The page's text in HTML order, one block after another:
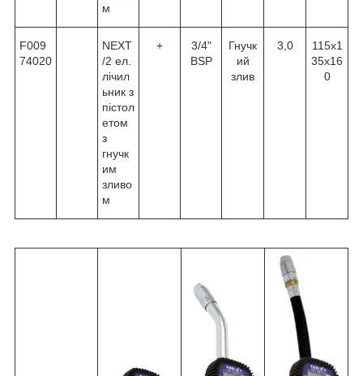
м
F009
74020
NEXT
/2 ел.
лічил
ьник з
пістол
етом
з
гнучк
им
зливо
м
+
3/4"
BSP
Гнучк
ий
злив
3,0
115х1
35х16
0